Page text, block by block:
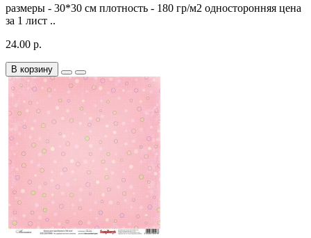
размеры - 30*30 см плотность - 180 гр/м2 односторонняя цена
за 1 лист ..
24.00 р.
В корзину